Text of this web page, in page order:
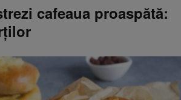
cafeaua proaspătă: